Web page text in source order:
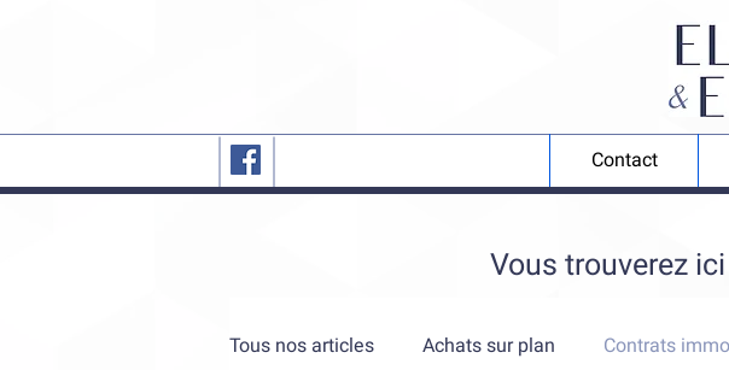
Contact
Vous trouverez
Tous nos articles Achats sur plan Contrats